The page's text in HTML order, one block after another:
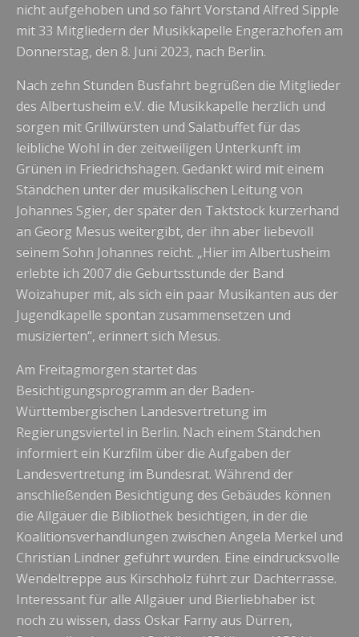
nicht aufgehoben und so fährt Vorstand Alfred Sipple
mit 33 Mitgliedern der Musikkapelle Engerazhofen am
Donnerstag, den 8. Juni 2023, nach Berlin.
Nach zehn Stunden Busfahrt begrüßen die Mitglieder
des Albertusheim e.V. die Musikkapelle herzlich und
sorgen mit Grillwürsten und Salatbuffet für das
leibliche Wohl in der zeitweiligen Unterkunft im
Grünen in Friedrichshagen. Gedankt wird mit einem
Ständchen unter der musikalischen Leitung von
Johannes Sgier, der später den Taktstock kurzerhand
an Georg Mesus weitergibt, der ihn aber liebevoll
seinem Sohn Johannes reicht. „Hier im Albertusheim
erlebte ich 2007 die Geburtsstunde der Band
Woizahuper mit, als sich ein paar Musikanten aus der
Jugendkapelle spontan zusammensetzen und
musizierten“, erinnert sich Mesus.
Am Freitagmorgen startet das
Besichtigungsprogramm an der Baden-
Württembergischen Landesvertretung im
Regierungsviertel in Berlin. Nach einem Ständchen
informiert ein Kurzfilm über die Aufgaben der
Landesvertretung im Bundesrat. Während der
anschließenden Besichtigung des Gebäudes können
die Allgäuer die Bibliothek besichtigen, in der die
Koalitionsverhandlungen zwischen Angela Merkel und
Christian Lindner geführt wurden. Eine eindrucksvolle
Wendeltreppe aus Kirschholz führt zur Dachterrasse.
Interessant für alle Allgäuer und Bierliebhaber ist
noch zu wissen, dass Oskar Farny aus Dürren,